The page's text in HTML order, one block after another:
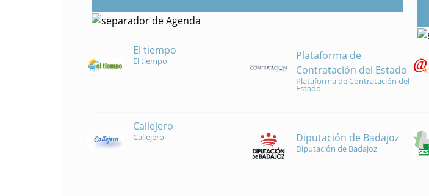
El tiempo
El tiempo
Plataforma de
Contratación del Estado
Plataforma de Contratación del
Estado
Callejero
Callejero Diputación de Badajoz
Diputación de Badajoz